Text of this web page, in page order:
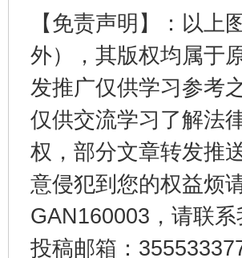
【免责声明】：以
外），其版权均属于
发推广仅供学习参考
仅供交流学习了解法
权，部分文章转发推
意侵犯到您的权益烦
GAN160003，请联
投稿邮箱：
千年窑火 生生不息